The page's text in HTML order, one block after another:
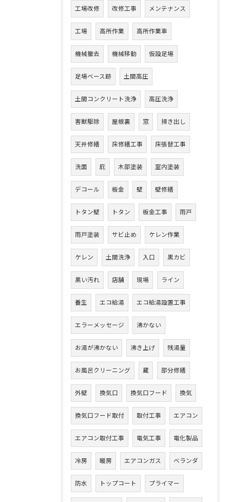
工場改修 改修工事 メンテナンス
工場 高所作業 高所作業車
機械撤去 機械移動 仮設足場
足場ベース跡 土間高圧
土間コンクリート洗浄 高圧洗浄
害獣駆除 屋根裏 窓 掃き出し
天井修繕 床修繕工事 床張替工事
洗面 庇 木部塗装 室内塗装
デコール 板金 壁 壁修繕
トタン壁 トタン 板金工事 雨戸
雨戸塗装 サビ止め ケレン作業
ケレン 土間洗浄 入口 黒カビ
黒い汚れ 店舗 現場 ライン
養生 エコ給湯 エコ給湯設置工事
エラーメッセージ 沸かない
お湯が沸かない 沸き上げ 残湯量
お風呂クリーニング 蔵 部分修繕
外壁 換気口 換気口フード 換気
換気口フード取付 取付工事 エアコン
エアコン取付工事 電気工事 電化製品
冷房 暖房 エアコンガス ベランダ
防水 トップコート プライマー